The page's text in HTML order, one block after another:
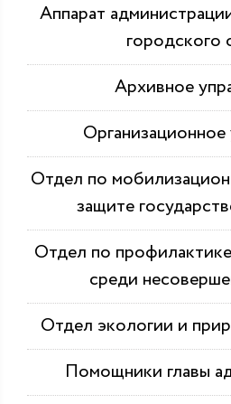
Аппарат
городского
Архивное
Организационное
Отдел по
защите
Отдел по
среди
Отдел экологии и
Помощники главы